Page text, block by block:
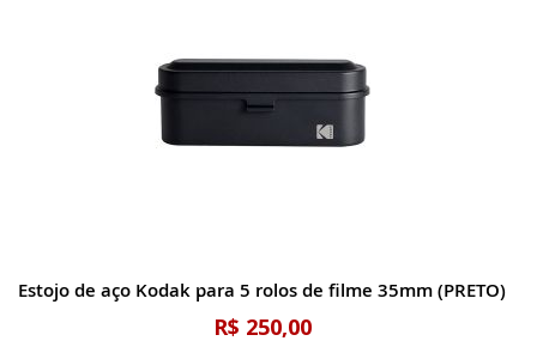
Estojo de aço Kodak para 5 rolos de filme 35mm (PRETO)
R$ 250,00